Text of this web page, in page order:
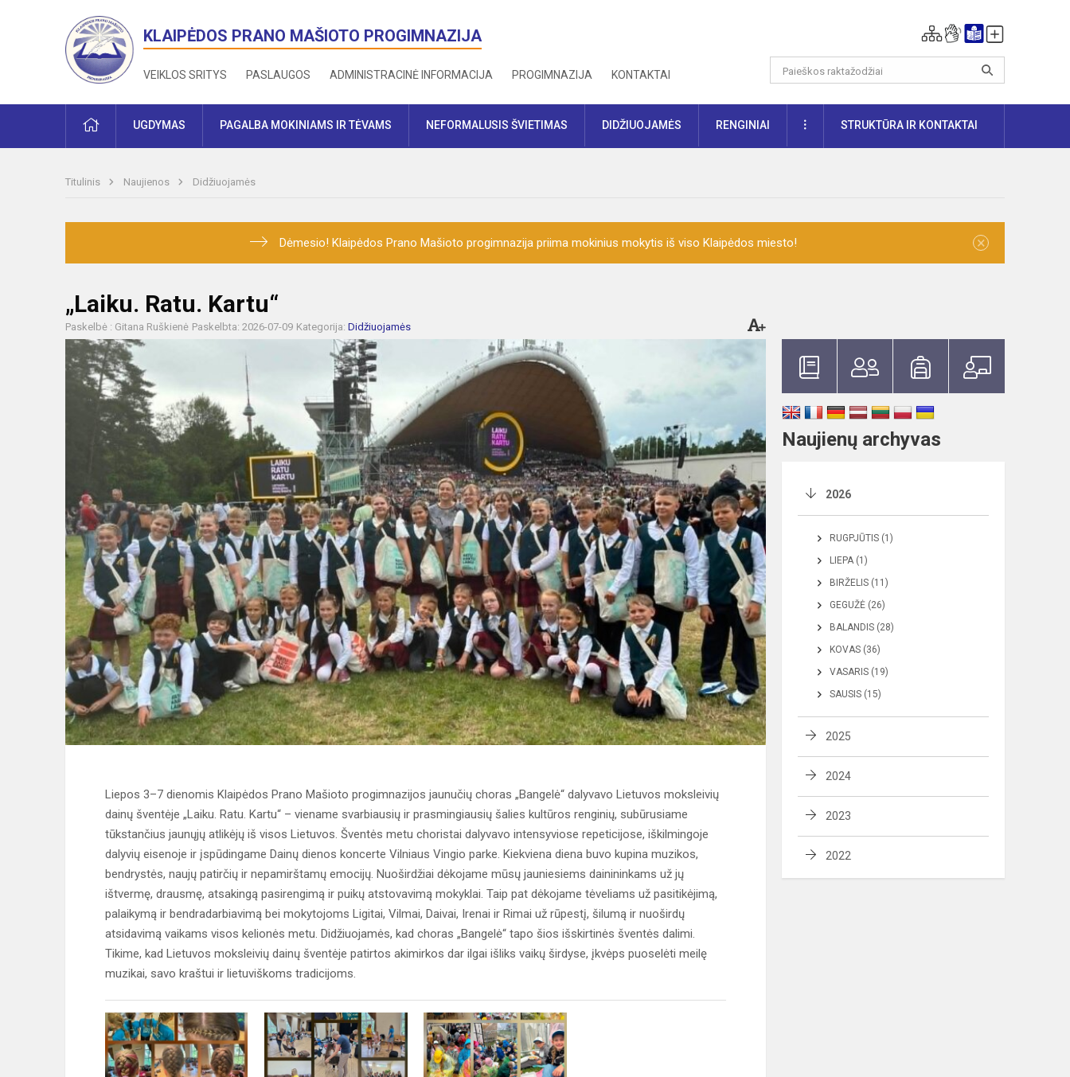
KLAIPĖDOS PRANO MAŠIOTO PROGIMNAZIJA
VEIKLOS SRITYS PASLAUGOS ADMINISTRACINĖ INFORMACIJA PROGIMNAZIJA KONTAKTAI
PRADŽIAUGDYMAS PAGALBA MOKINIAMS IR TĖVAMS NEFORMALUSIS ŠVIETIMAS DIDŽIUOJAMĖS RENGINIAI DAUGIAUSTRUKTŪRA IR KONTAKTAI
Titulinis Naujienos Didžiuojamės
Dėmesio! Klaipėdos Prano Mašioto progimnazija priima mokinius mokytis iš viso Klaipėdos miesto! ×
„Laiku. Ratu. Kartu“
Paskelbė : Gitana Ruškienė Paskelbta: 2026-07-09 Kategorija: Didžiuojamės
Liepos 3–7 dienomis Klaipėdos Prano Mašioto progimnazijos jaunučių choras „Bangelė“ dalyvavo Lietuvos moksleivių
dainų šventėje „Laiku. Ratu. Kartu“ – viename svarbiausių ir prasmingiausių šalies kultūros renginių, subūrusiame
tūkstančius jaunųjų atlikėjų iš visos Lietuvos. Šventės metu choristai dalyvavo intensyviose repeticijose, iškilmingoje
dalyvių eisenoje ir įspūdingame Dainų dienos koncerte Vilniaus Vingio parke. Kiekviena diena buvo kupina muzikos,
bendrystės, naujų patirčių ir nepamirštamų emocijų. Nuoširdžiai dėkojame mūsų jauniesiems dainininkams už jų
ištvermę, drausmę, atsakingą pasirengimą ir puikų atstovavimą mokyklai. Taip pat dėkojame tėveliams už pasitikėjimą,
palaikymą ir bendradarbiavimą bei mokytojoms Ligitai, Vilmai, Daivai, Irenai ir Rimai už rūpestį, šilumą ir nuoširdų
atsidavimą vaikams visos kelionės metu. Didžiuojamės, kad choras „Bangelė“ tapo šios išskirtinės šventės dalimi.
Tikime, kad Lietuvos moksleivių dainų šventėje patirtos akimirkos dar ilgai išliks vaikų širdyse, įkvėps puoselėti meilę
muzikai, savo kraštui ir lietuviškoms tradicijoms.
Naujienų archyvas
2026
RUGPJŪTIS (1)
LIEPA (1)
BIRŽELIS (11)
GEGUŽĖ (26)
BALANDIS (28)
KOVAS (36)
VASARIS (19)
SAUSIS (15)
2025
2024
2023
2022